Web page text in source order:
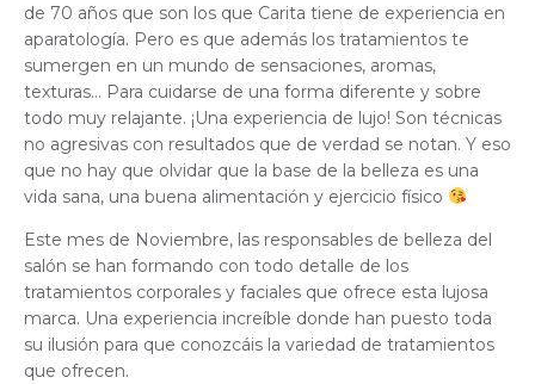
de 70 años que son los que Carita tiene de experiencia en
aparatología. Pero es que además los tratamientos te
sumergen en un mundo de sensaciones, aromas,
texturas… Para cuidarse de una forma diferente y sobre
todo muy relajante. ¡Una experiencia de lujo! Son técnicas
no agresivas con resultados que de verdad se notan. Y eso
que no hay que olvidar que la base de la belleza es una
vida sana, una buena alimentación y ejercicio físico
Este mes de Noviembre, las responsables de belleza del
salón se han formando con todo detalle de los
tratamientos corporales y faciales que ofrece esta lujosa
marca. Una experiencia increíble donde han puesto toda
su ilusión para que conozcáis la variedad de tratamientos
que ofrecen.